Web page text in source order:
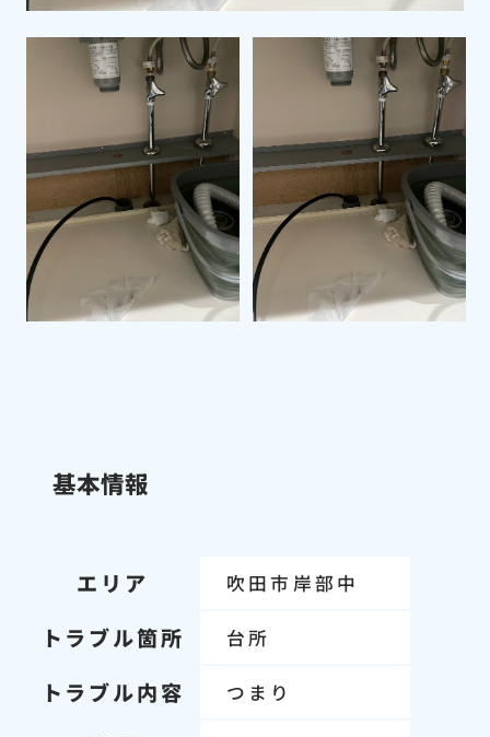
基本情報
エリア 吹田市岸部中
トラブル箇所 台所
トラブル内容 つまり